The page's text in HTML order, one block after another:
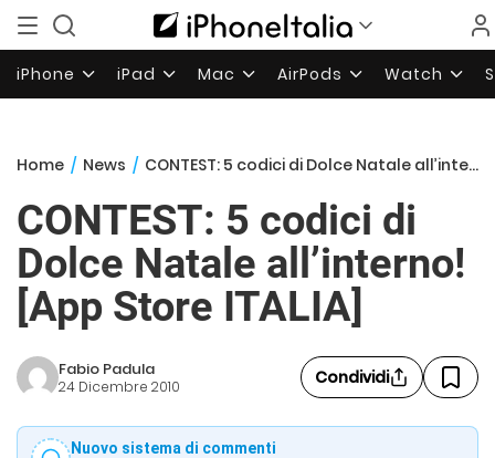
iPhone iPad Mac AirPods Watch
Home / News / CONTEST: 5 codici di Dolce Natale all’interno! [App Store ITALIA]
CONTEST: 5 codici di
Dolce Natale all’interno!
[App Store ITALIA]
Fabio Padula
24 Dicembre 2010 Condividi
Nuovo sistema di commenti